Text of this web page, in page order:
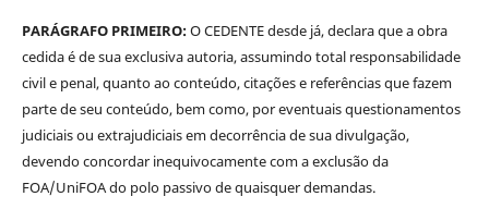
PARÁGRAFO PRIMEIRO:O CEDENTE desde já, declara que a obra
cedida é de sua exclusiva autoria, assumindo total responsabilidade
civil e penal, quanto ao conteúdo, citações e referências que fazem
parte de seu conteúdo, bem como, por eventuais questionamentos
judiciais ou extrajudiciais em decorrência de sua divulgação,
devendo concordar inequivocamente com a exclusão da
FOA/UniFOA do polo passivo de quaisquer demandas.